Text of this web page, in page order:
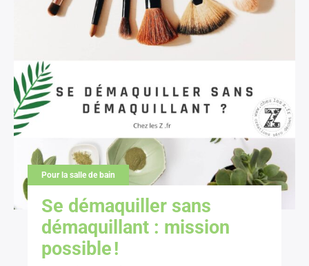
Pour la salle de bain
Se démaquiller sans
démaquillant : mission
possible !